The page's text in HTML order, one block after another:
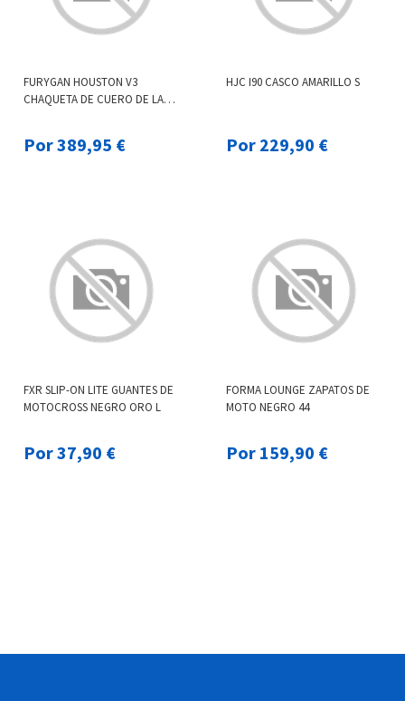
FURYGAN HOUSTON V3
CHAQUETA DE CUERO DE LA
Por 389,95 €
HJC I90 CASCO AMARILLO S
Por 229,90 €
FXR SLIP-ON LITE GUANTES DE
MOTOCROSS NEGRO ORO L
Por 37,90 €
FORMA LOUNGE ZAPATOS DE
MOTO NEGRO 44
Por 159,90 €